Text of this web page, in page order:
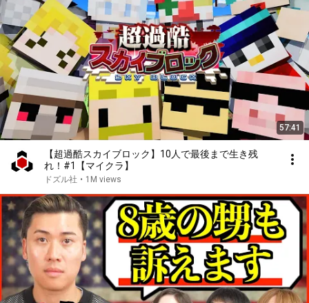
57:41
【超過酷スカイブロック】10人で最後まで生き残
れ！#1【マイクラ】
ドズル社 • 1M views